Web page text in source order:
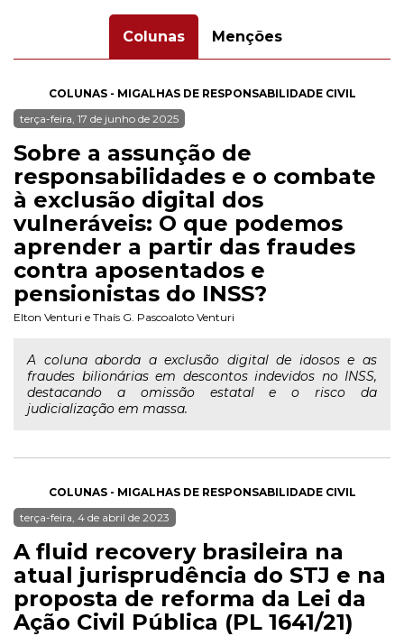
Colunas Menções
COLUNAS - MIGALHAS DE RESPONSABILIDADE CIVIL
terça-feira, 17 de junho de 2025
Sobre a assunção de
responsabilidades e o combate
à exclusão digital dos
vulneráveis: O que podemos
aprender a partir das fraudes
contra aposentados e
pensionistas do INSS?
Elton Venturi e Thaís G. Pascoaloto Venturi
A coluna aborda a exclusão digital de idosos e as
fraudes bilionárias em descontos indevidos no INSS,
destacando a omissão estatal e o risco da
judicialização em massa.
COLUNAS - MIGALHAS DE RESPONSABILIDADE CIVIL
terça-feira, 4 de abril de 2023
A fluid recovery brasileira na
atual jurisprudência do STJ e na
proposta de reforma da Lei da
Ação Civil Pública (PL 1641/21)